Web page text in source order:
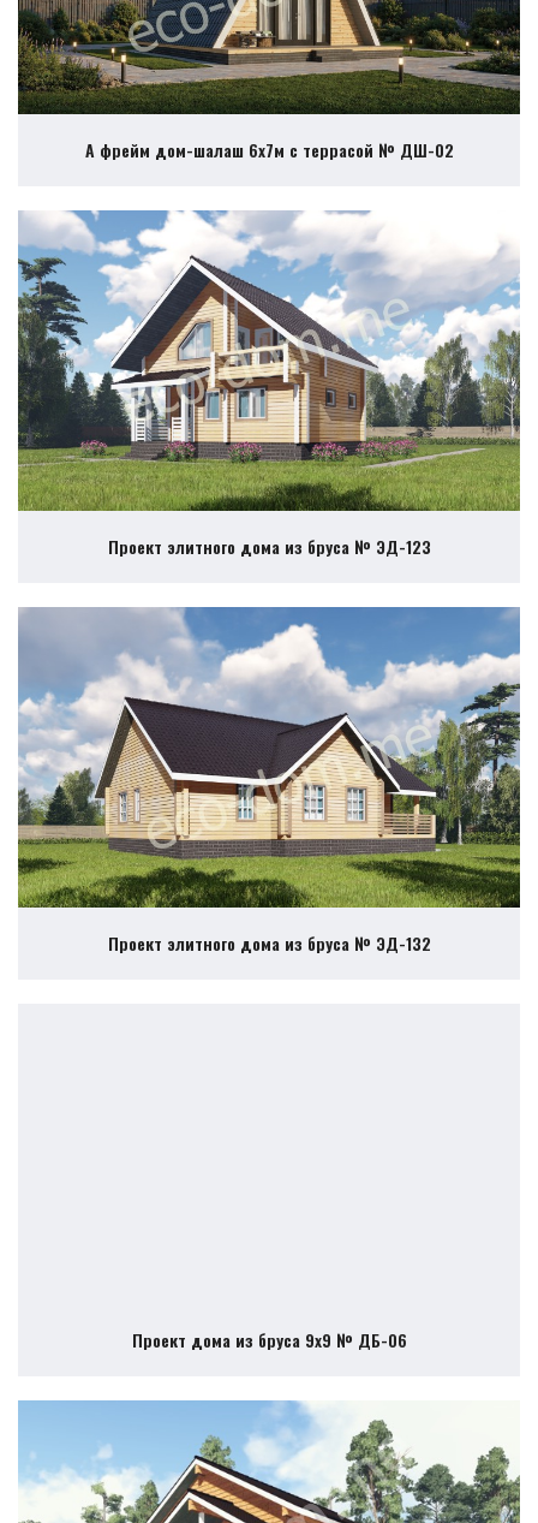
А фрейм дом-шалаш 6х7м с террасой № ДШ-02
Проект элитного дома из бруса № ЭД-123
Проект элитного дома из бруса № ЭД-132
Проект дома из бруса 9х9 № ДБ-06